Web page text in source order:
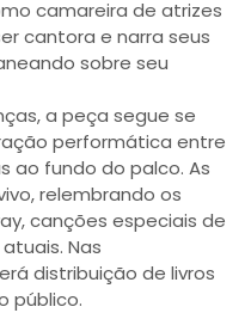
camareira de atrizes
cantora e narra seus
sobre seu
a peça segue se
performática entre
ao fundo do palco. As
relembrando os
canções especiais de
Nas
distribuição de livros
público.